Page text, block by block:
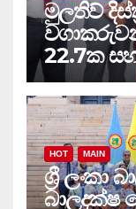
මුලතිව්
22.7ක
HOT MAIN
ශ්‍රී ලංකා
බාලදක්ෂ